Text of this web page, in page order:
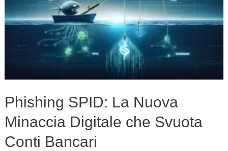
Phishing SPID: La Nuova
Minaccia Digitale che Svuota
Conti Bancari
Nuova
Minaccia
Bancari